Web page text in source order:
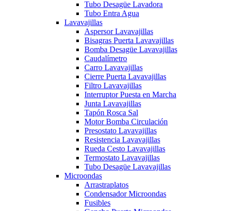
Tubo Desagüe Lavadora
Tubo Entra Agua
Lavavajillas
Aspersor Lavavajillas
Bisagras Puerta Lavavajillas
Bomba Desagüe Lavavajillas
Caudalímetro
Carro Lavavajillas
Cierre Puerta Lavavajillas
Filtro Lavavajillas
Interruptor Puesta en Marcha
Junta Lavavajillas
Tapón Rosca Sal
Motor Bomba Circulación
Presostato Lavavajillas
Resistencia Lavavajillas
Rueda Cesto Lavavajillas
Termostato Lavavajillas
Tubo Desagüe Lavavajillas
Microondas
Arrastraplatos
Condensador Microondas
Fusibles